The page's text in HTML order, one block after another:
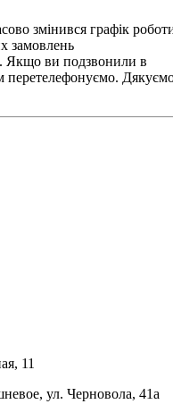
змінився графік
замовлень
Якщо ви подзвонили в
перетелефонуємо.
11
ул. Черновола, 41а